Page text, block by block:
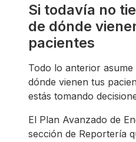
Si todavía no
de dónde
pacientes
Todo lo anterior asume
dónde vienen tus
estás tomando
El Plan Avanzado de
sección de Reportería